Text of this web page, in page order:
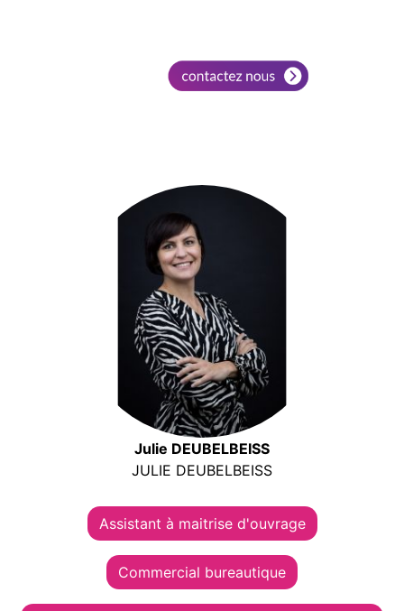
Julie DEUBELBEISS
JULIE DEUBELBEISS
Assistant à maitrise d'ouvrage
Commercial bureautique